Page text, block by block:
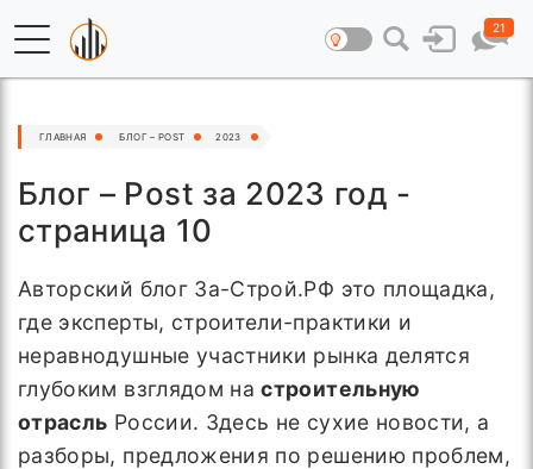
21
ГЛАВНАЯ БЛОГ – POST 2023
Блог – Post за 2023 год -
страница 10
Авторский блог За-Строй.РФ это площадка,
где эксперты, строители-практики и
неравнодушные участники рынка делятся
глубоким взглядом настроительную
отрасль России. Здесь не сухие новости, а
разборы, предложения по решению проблем,